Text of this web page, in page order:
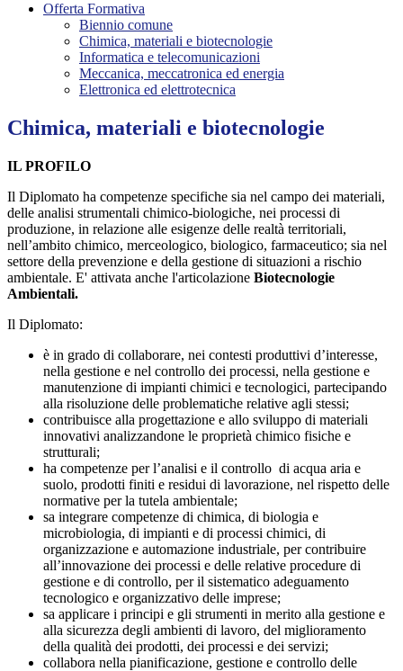
Offerta Formativa
Biennio comune
Chimica, materiali e biotecnologie
Informatica e telecomunicazioni
Meccanica, meccatronica ed energia
Elettronica ed elettrotecnica
Chimica, materiali e biotecnologie
IL PROFILO
Il Diplomato ha competenze specifiche sia nel campo dei materiali,
delle analisi strumentali chimico-biologiche, nei processi di
produzione, in relazione alle esigenze delle realtà territoriali,
nell’ambito chimico, merceologico, biologico, farmaceutico; sia nel
settore della prevenzione e della gestione di situazioni a rischio
ambientale. E' attivata anche l'articolazione Biotecnologie
Ambientali.
Il Diplomato:
è in grado di collaborare, nei contesti produttivi d’interesse,
nella gestione e nel controllo dei processi, nella gestione e
manutenzione di impianti chimici e tecnologici, partecipando
alla risoluzione delle problematiche relative agli stessi;
contribuisce alla progettazione e allo sviluppo di materiali
innovativi analizzandone le proprietà chimico fisiche e
strutturali;
ha competenze per l’analisi e il controllo di acqua aria e
suolo, prodotti finiti e residui di lavorazione, nel rispetto delle
normative per la tutela ambientale;
sa integrare competenze di chimica, di biologia e
microbiologia, di impianti e di processi chimici, di
organizzazione e automazione industriale, per contribuire
all’innovazione dei processi e delle relative procedure di
gestione e di controllo, per il sistematico adeguamento
tecnologico e organizzativo delle imprese;
sa applicare i principi e gli strumenti in merito alla gestione e
alla sicurezza degli ambienti di lavoro, del miglioramento
della qualità dei prodotti, dei processi e dei servizi;
collabora nella pianificazione, gestione e controllo delle